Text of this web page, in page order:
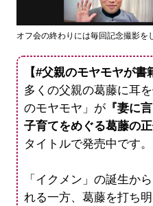
オフ会の終わりには毎回記念撮影を
【#父親のモヤモヤが書
多くの父親の葛藤に耳
のモヤモヤ」が 『妻に
子育てをめぐる葛藤の
タイトルで発売中です。
「イクメン」の誕生か
れる一方、葛藤を打ち